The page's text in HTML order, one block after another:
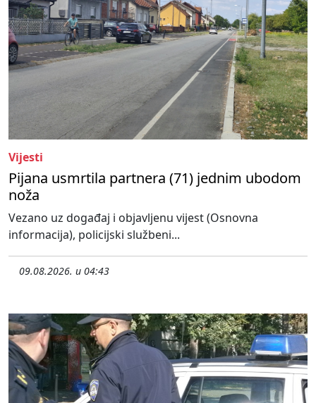
Vijesti
Pijana usmrtila partnera (71) jednim ubodom
noža
Vezano uz događaj i objavljenu vijest (Osnovna
informacija), policijski službeni...
09.08.2026. u 04:43